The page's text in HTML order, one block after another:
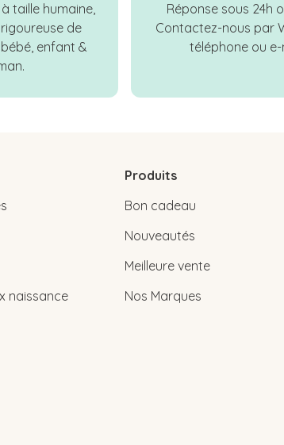
taille humaine,
de
enfant &
Réponse sous 24h
Contactez-nous par
téléphone ou e-
naissance
Produits
Bon cadeau
Nouveautés
Meilleure vente
Nos Marques